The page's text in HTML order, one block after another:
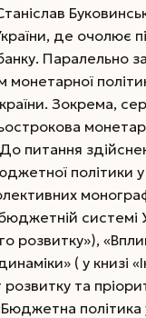
де очолює
Паралельно
Зокрема,
питання
політики
системі
розвитку»),
( у книзі
та
політика